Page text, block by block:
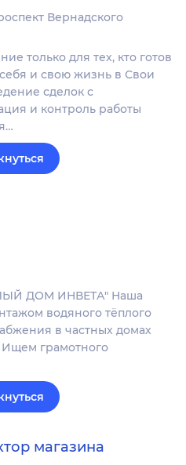
Вернадского
только для тех, кто готов
себя и свою жизнь в Свои
сделок с
и контроль работы
ДОМ ИНВЕТА" Наша
водяного тёплого
в частных домах
Ищем грамотного
магазина